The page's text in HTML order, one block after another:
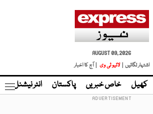
AUGUST 09, 2026
اشتہار لگائیں |
لائیو ٹی وی | آج کا اخبار
کھیل خاص خبریں پاکستان انٹر نیشنل